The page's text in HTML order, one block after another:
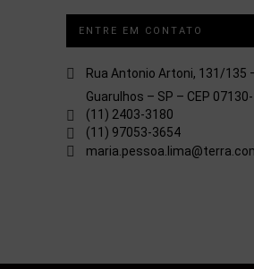
ENTRE EM CONTATO
Rua Antonio Artoni, 131/135
Guarulhos – SP – CEP
(11) 2403-3180
(11) 97053-3654